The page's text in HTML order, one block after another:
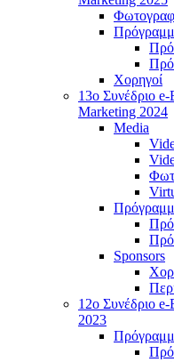
Χορηγοί
13o Συνέδριο
Marketing 2024
Media
Sponsors
12o Συνέδριο
2023